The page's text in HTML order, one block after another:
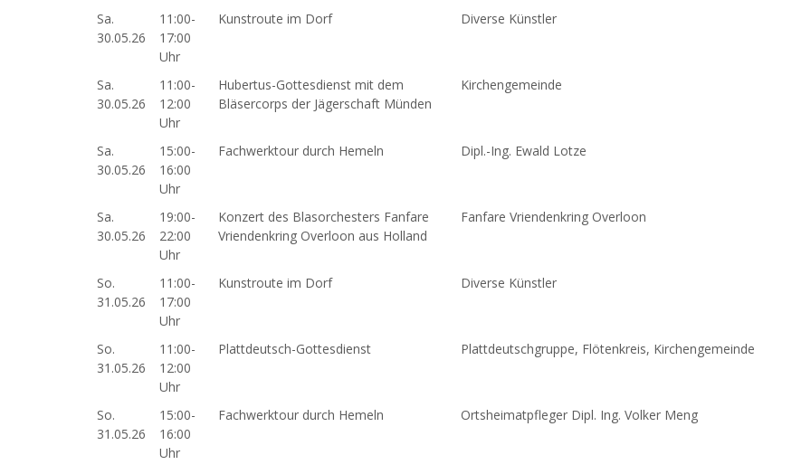
Sa.
30.05.26
11:00-
17:00
Uhr
Kunstroute im Dorf Diverse Künstler
Sa.
30.05.26
11:00-
12:00
Uhr
Hubertus-Gottesdienst mit dem
Bläsercorps der Jägerschaft Münden
Kirchengemeinde
Sa.
30.05.26
15:00-
16:00
Uhr
Fachwerktour durch Hemeln Dipl.-Ing. Ewald Lotze
Sa.
30.05.26
19:00-
22:00
Uhr
Konzert des Blasorchesters Fanfare
Vriendenkring Overloon aus Holland
Fanfare Vriendenkring Overloon
So.
31.05.26
11:00-
17:00
Uhr
Kunstroute im Dorf Diverse Künstler
So.
31.05.26
11:00-
12:00
Uhr
Plattdeutsch-Gottesdienst Plattdeutschgruppe, Flötenkreis, Kirchengemeinde
So.
31.05.26
15:00-
16:00
Uhr
Fachwerktour durch Hemeln Ortsheimatpfleger Dipl. Ing. Volker Meng